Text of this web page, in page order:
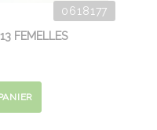
0618177
FEMELLES